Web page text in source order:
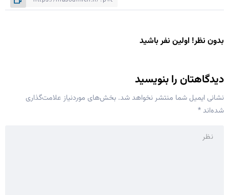
بدون نظر! اولین نفر باشید
دیدگاهتان را بنویسید
نشانی ایمیل شما منتشر نخواهد شد. بخش‌های موردنیاز علامت‌گذاری
شده‌اند*